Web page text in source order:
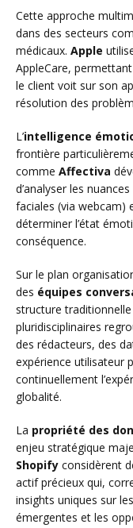
Cette approche
dans des secteurs
médicaux. Apple
AppleCare,
le client voit sur son
résolution des
L’intelligence
frontière
comme Affectiva
d’analyser les
faciales (via webcam)
déterminer l’état
conséquence.
Sur le plan
des équipes
structure
pluridisciplinaires
des rédacteurs, des
expérience utilisateur
continuellement
globalité.
La propriété des
enjeu stratégique
Shopify considèrent
actif précieux qui,
insights uniques sur
émergentes et les